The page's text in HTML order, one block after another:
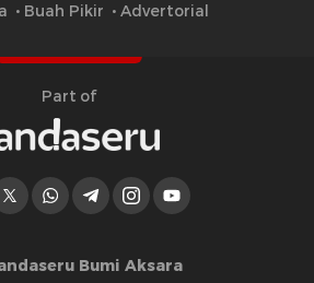
Buah Pikir Advertorial
Part of
Bumi Aksara